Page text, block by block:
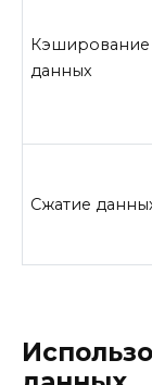
Кэширование
данных
Сжатие